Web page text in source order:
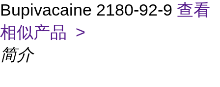
Bupivacaine 2180-92-9 查看
相似产品 >
简介